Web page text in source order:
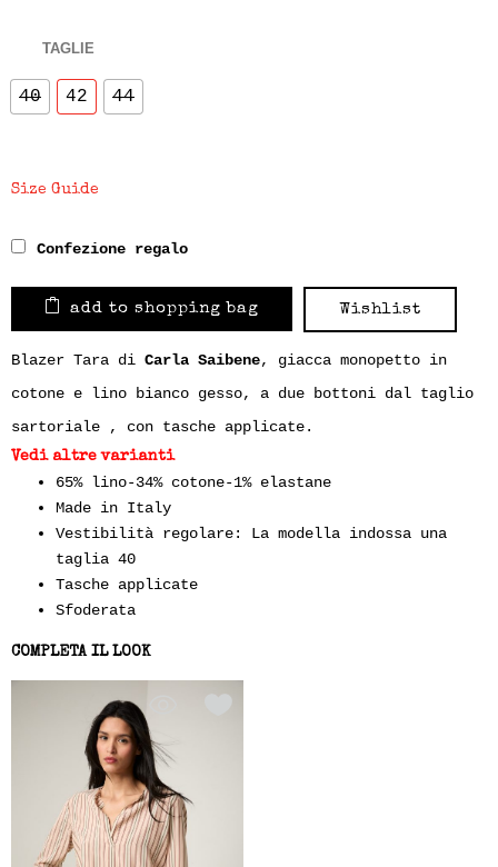
TAGLIE
40 42 44
Size Guide
Confezione regalo
add to shopping bag Wishlist
Blazer Tara di Carla Saibene, giacca monopetto in
cotone e lino bianco gesso, a due bottoni dal taglio
sartoriale , con tasche applicate.
Vedi altre varianti
65% lino-34% cotone-1% elastane
Made in Italy
Vestibilità regolare: La modella indossa una
taglia 40
Tasche applicate
Sfoderata
COMPLETA IL LOOK